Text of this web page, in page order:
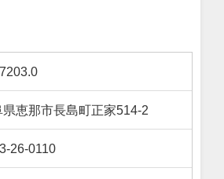
県恵那市長島町正家514-2
26-0110